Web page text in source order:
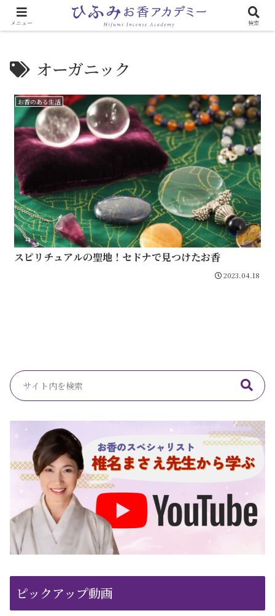
心と体に効く「お香のある生活」
オーガニック
お香のある生活
スピリチュアルの聖地！セドナで見つけたお香
2023.04.18
ピックアップ動画
メニュー 検索